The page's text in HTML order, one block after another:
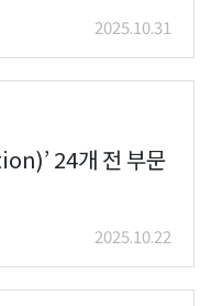
2025.10.31
24개 전 부문
2025.10.22